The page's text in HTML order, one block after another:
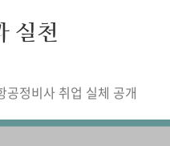
실천
공정비사 취업 실체 공개